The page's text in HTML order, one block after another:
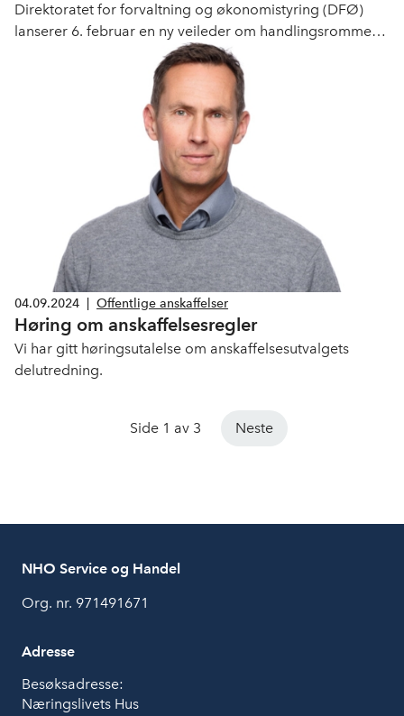
Direktoratet for forvaltning og økonomistyring (DFØ)
lanserer 6. februar en ny veileder om handlingsrommet
ved strengere krav til seriøsitet enn det
anskaffelsesregelverket krever
04.09.2024 Offentlige anskaffelser
Høring om anskaffelsesregler
Vi har gitt høringsutalelse om anskaffelsesutvalgets
delutredning.
Side 1 av 3 Neste
NHO Service og Handel
Org. nr. 971491671
Adresse
Besøksadresse:
Næringslivets Hus